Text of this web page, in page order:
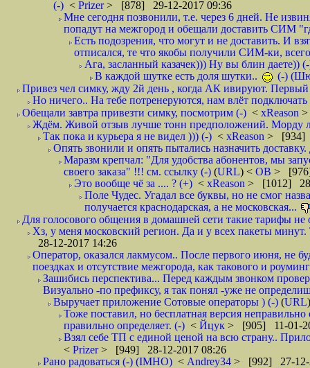
(-) < Prizer> [878] 29-12-2017 09:36
Мне сегодня позвонили, т.е. через 6 дней. Не
попадут на межгород и обещали доставить СИМ
Есть подозрения, что могут и не доставить. И
отписался, те что якобы получили СИМ-ки,
Ага, засланный казачек))) Ну вы блин даете))
В каждой шутке есть доля шутки..
(-)
Привез чел симку, жду 2й день , когда АК ивируют. Первый
Но ничего.. На тебе потренеруются, нам влёт подключать
Обещали завтра привезти симку, посмотрим (-) < xReason
Ждём. Живой отзыв лучше тонн предположений. Морду
Так пока и курьера я не видел ))) (-) < xReason > [934]
Опять звонили и опять пытались назначить
Маразм крепчал: "Для удобства абонентов, мы
своего заказа" !!! см. ссылку (-) (URL) < ОВ >
Это вообще чё за .... ? (+) < xReason > [1012]
Поле Чудес. Угадал все буквы, но не смог
получается краснодарская, а не московская...
Для голосового общения в домашней сети такие тарифы не
Хз, у меня московский регион. Да и у всех пакеты
28-12-2017 14:26
Оператор, оказался лакмусом.. После первого июня, не
поездках и отсутствие межгорода, как такового и
Зашибись перспектива... Перед каждым звонком
Визуально -по префиксу, я так понял -уже не
Выручает приложение Сотовые операторы ) (-) (URL
Тоже поставил, но бесплатная версия
правильно определяет. (-) < Йцук > [905] 11-01-
Взял себе ТП с единой ценой на всю страну..
< Prizer> [949] 28-12-2017 08:26
Рано радоваться (-) (IMHO) < Andrey34 > [992] 27-12-